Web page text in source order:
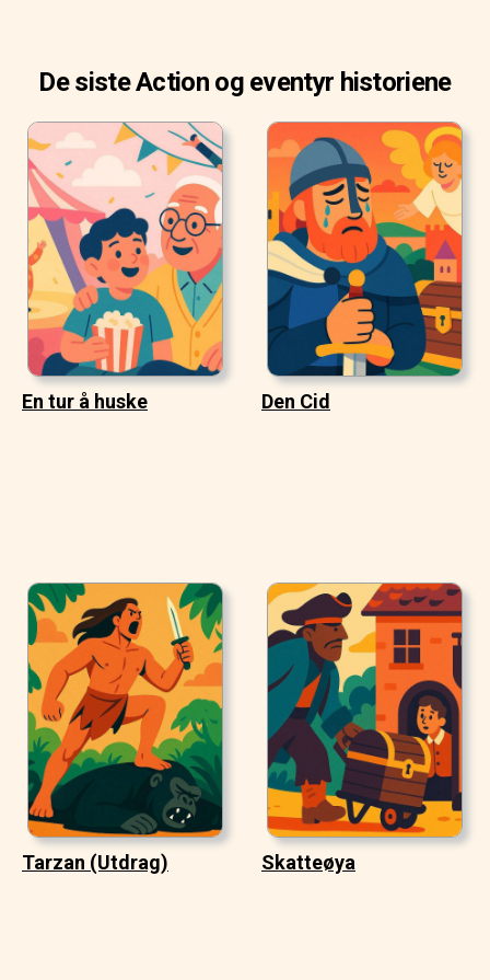
De siste Action og eventyr historiene
En tur å huske Den Cid
Tarzan (Utdrag) Skatteøya